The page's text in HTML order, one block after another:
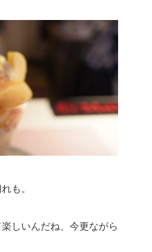
も。
しいんだね、今更ながら